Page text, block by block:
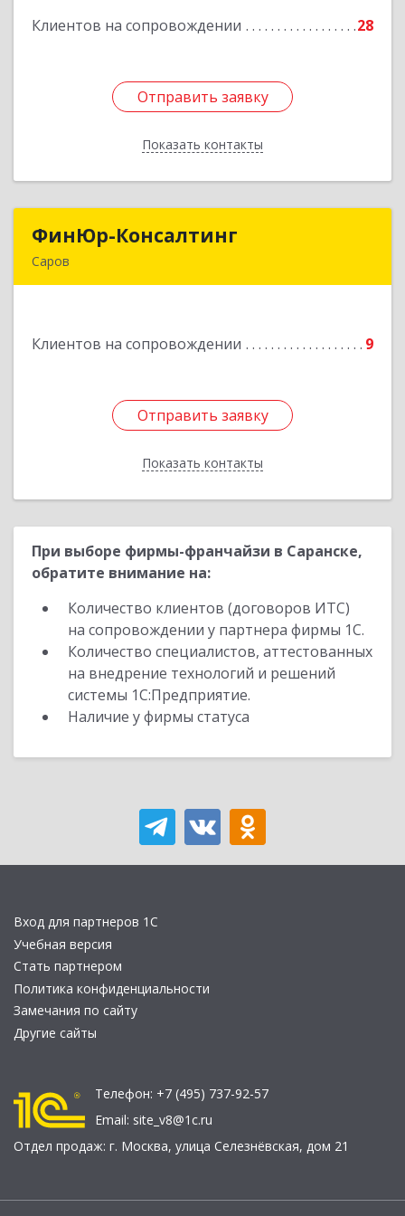
Клиентов на сопровождении 28
Отправить заявку
Показать контакты
Подробнее
Отправить заявку
Назад
ФинЮр-Консалтинг
Саров
Клиентов на сопровождении 9
Отправить заявку
Показать контакты
ФинЮр-Консалтинг
Подробнее
Отправить заявку
Назад
При выборе фирмы-франчайзи в Саранске,
обратите внимание на:
Количество клиентов (договоров ИТС)
на сопровождении у партнера фирмы 1С.
Количество специалистов, аттестованных
на внедрение технологий и решений
системы 1С:Предприятие.
Наличие у фирмы статуса
Вход для партнеров 1С
Учебная версия
Стать партнером
Политика конфиденциальности
Замечания по сайту
Другие сайты
Телефон: +7 (495) 737-92-57
Email: site_v8@1c.ru
Отдел продаж: г. Москва, улица Селезнёвская, дом 21